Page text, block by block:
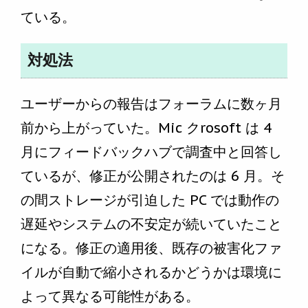
ている。
対処法
ユーザーからの報告はフォーラムに数ヶ月
前から上がっていた。Mic クrosoft は 4
月にフィードバックハブで調査中と回答し
ているが、修正が公開されたのは 6 月。そ
の間ストレージが引迫した PC では動作の
遅延やシステムの不安定が続いていたこと
になる。修正の適用後、既存の被害化ファ
イルが自動で縮小されるかどうかは環境に
よって異なる可能性がある。